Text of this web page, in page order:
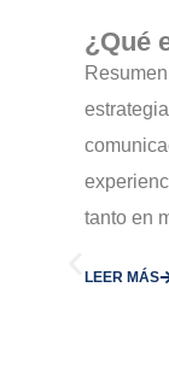
¿Qué
tanto en
LEER MÁS